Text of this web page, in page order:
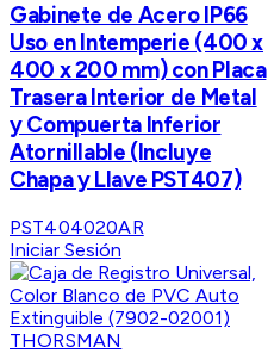
Gabinete de Acero IP66
Uso en Intemperie (400 x
400 x 200 mm) con Placa
Trasera Interior de Metal
y Compuerta Inferior
Atornillable (Incluye
Chapa y Llave PST407)
PST404020AR
Iniciar Sesión
THORSMAN